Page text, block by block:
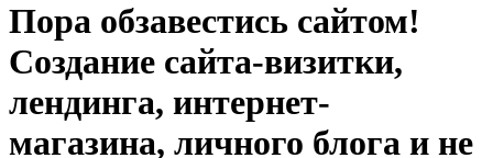
Пора обзавестись сайтом!
Создание сайта-визитки,
лендинга, интернет-
магазина, личного блога и не